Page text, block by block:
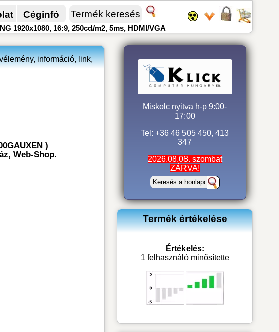
Céginfó
1920x1080, 16:9, 250cd/m2, 5ms, HDMI/VGA
információ, link,
)
Web-Shop.
Miskolc nyitva h-p 9:00-
17:00
Tel: +36 46 505 450, 413
347
2026.08.08. szombat
ZÁRVA!
Termék értékelése
Értékelés:
1 felhasználó minősítette